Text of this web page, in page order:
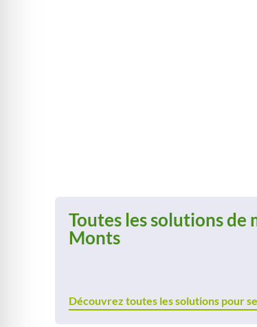
Toutes les solutions de
Monts
Découvrez toutes les solutions pour